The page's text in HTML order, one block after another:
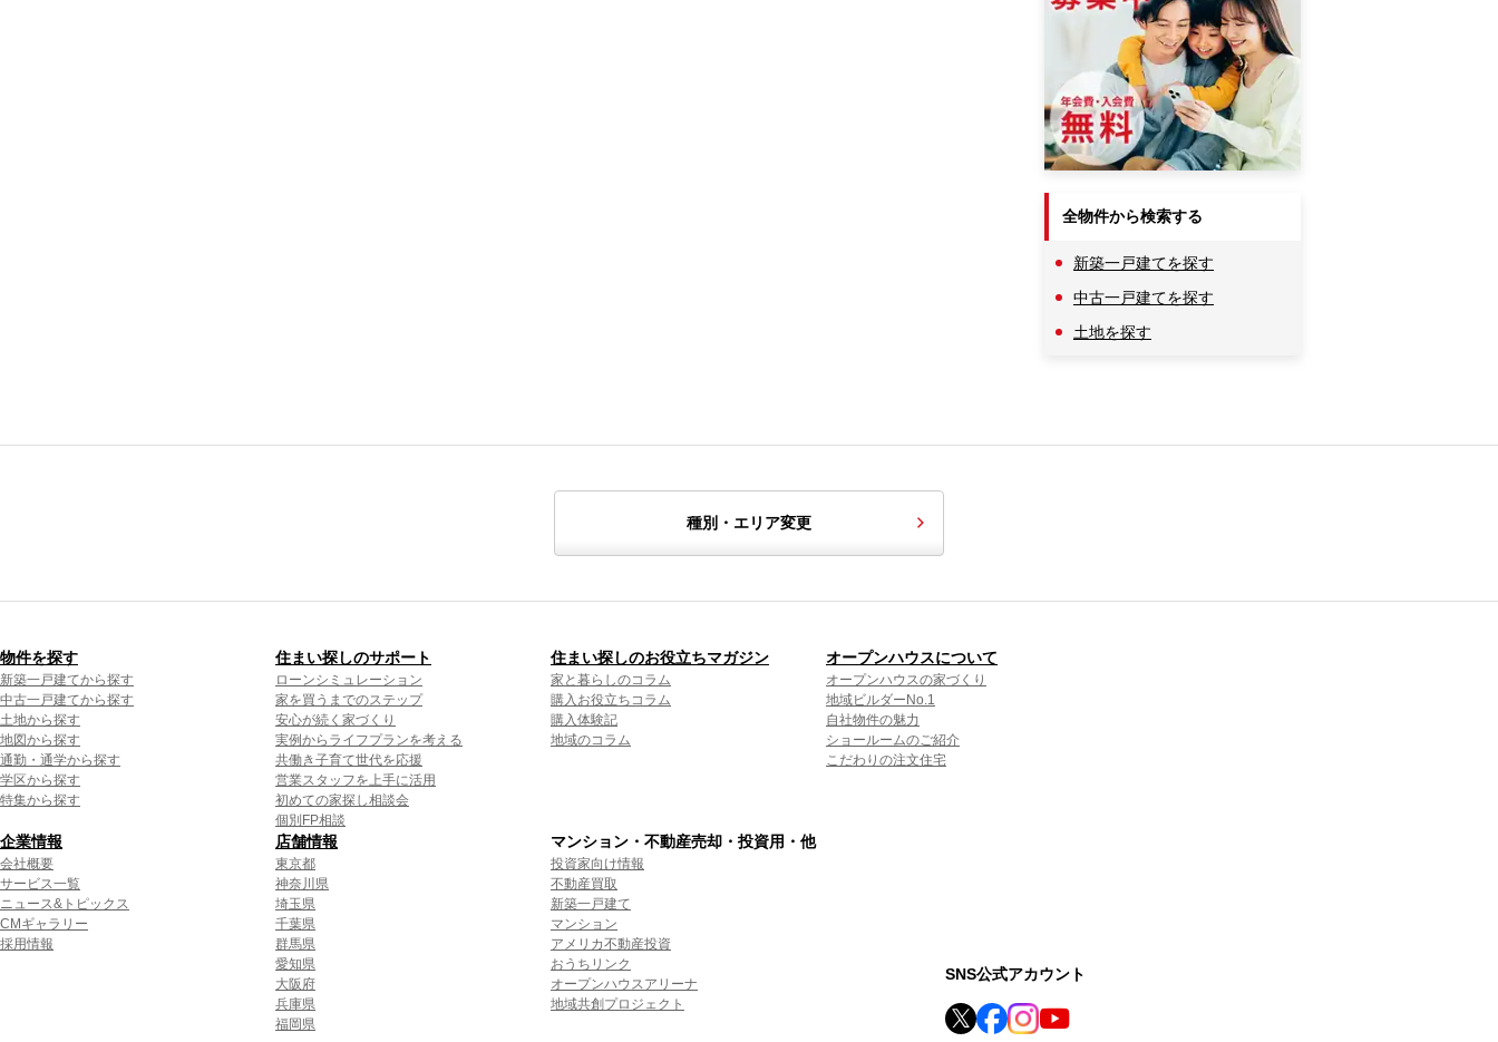
全物件から検索する
新築一戸建てを探す
中古一戸建てを探す
土地を探す
種別・エリア変更
物件を探す
新築一戸建てから探す
中古一戸建てから探す
土地から探す
地図から探す
通勤・通学から探す
学区から探す
特集から探す
住まい探しのサポート
ローンシミュレーション
家を買うまでのステップ
安心が続く家づくり
実例からライフプランを考える
共働き子育て世代を応援
営業スタッフを上手に活用
初めての家探し相談会
個別FP相談
住まい探しのお役立ちマガジン
家と暮らしのコラム
購入お役立ちコラム
購入体験記
地域のコラム
オープンハウスについて
オープンハウスの家づくり
地域ビルダーNo.1
自社物件の魅力
ショールームのご紹介
こだわりの注文住宅
企業情報
会社概要
サービス一覧
ニュース&トピックス
CMギャラリー
採用情報
店舗情報
東京都
神奈川県
埼玉県
千葉県
群馬県
愛知県
大阪府
兵庫県
福岡県
マンション・不動産売却・投資用・他
投資家向け情報
不動産買取
新築一戸建て
マンション
アメリカ不動産投資
おうちリンク
オープンハウスアリーナ
地域共創プロジェクト
SNS公式アカウント